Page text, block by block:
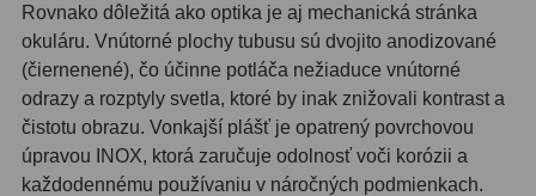
Tubusové kruhy 10
Motorové pohony13
Lišty 8
Protizávažia3
Rovnako dôležitá ako optika je aj mechanická stránka
okuláru. Vnútorné plochy tubusu sú dvojito anodizované
(čiernenené), čo účinne potláča nežiaduce vnútorné
odrazy a rozptyly svetla, ktoré by inak znižovali kontrast a
čistotu obrazu. Vonkajší plášť je opatrený povrchovou
úpravou INOX, ktorá zaručuje odolnosť voči korózii a
každodennému používaniu v náročných podmienkach.